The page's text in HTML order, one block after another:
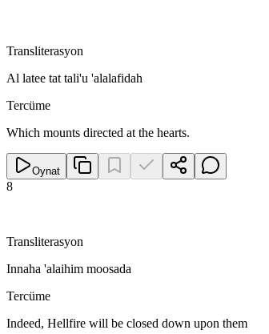
Transliterasyon
Al latee tat tali'u 'alalafidah
Tercüme
Which mounts directed at the hearts.
Oynat
8
Transliterasyon
Innaha 'alaihim moosada
Tercüme
Indeed, Hellfire will be closed down upon them